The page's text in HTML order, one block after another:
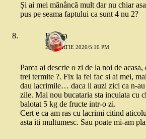
Și ai mei mănâncă mult dar nu chiar
pus pe seama faptului ca sunt 4 nu 2?
Raluca
24 MARTIE 2020/5:10 PM
Parca ai descrie o zi de la noi de acasa,
trei termite ?. Fix la fel fac si ai mei,
dau lacrimile… daca ii auzi zici ca n-au
zile. Mai nou bucataria sta incuiata cu
balotat 5 kg de fructe intr-o zi.
Cert e ca am ras cu lacrimi citind
asta iti multumesc. Sau poate mi-am